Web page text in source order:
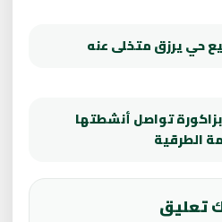
حي يرزق متخلى عنه
تواصل أنشطتها
الطرقية
تعليق